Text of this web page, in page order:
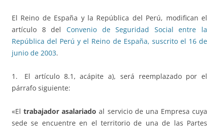
El Reino de España y la República del Perú, modifican el
artículo 8 del Convenio de Seguridad Social entre la
República del Perú y el Reino de España, suscrito el 16 de
junio de 2003.
1. El artículo 8.1, acápite a), será reemplazado por el
párrafo siguiente:
«Eltrabajador asalariado al servicio de una Empresa cuya
sede se encuentre en el territorio de una de las Partes